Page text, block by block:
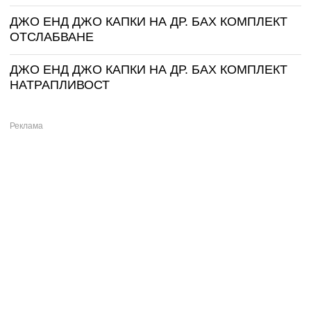
ДЖО ЕНД ДЖО КАПКИ НА ДР. БАХ КОМПЛЕКТ
ОТСЛАБВАНЕ
ДЖО ЕНД ДЖО КАПКИ НА ДР. БАХ КОМПЛЕКТ
НАТРАПЛИВОСТ